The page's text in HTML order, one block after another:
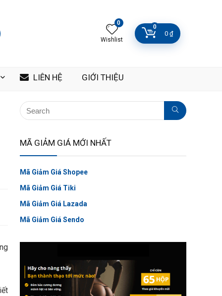
0
Wishlist
0
0 ₫
LIÊN HỆ GIỚI THIỆU
MÃ GIẢM GIÁ MỚI NHẤT
Mã Giảm Giá Shopee
Mã Giảm Giá Tiki
Mã Giảm Giá Lazada
Mã Giảm Giá Sendo